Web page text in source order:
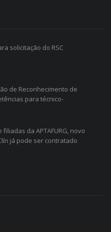
solicitação do RSC
de Reconhecimento de
para técnico-
da APTAFURG, novo
já pode ser contratado